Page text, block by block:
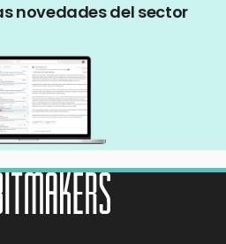
novedades del sector